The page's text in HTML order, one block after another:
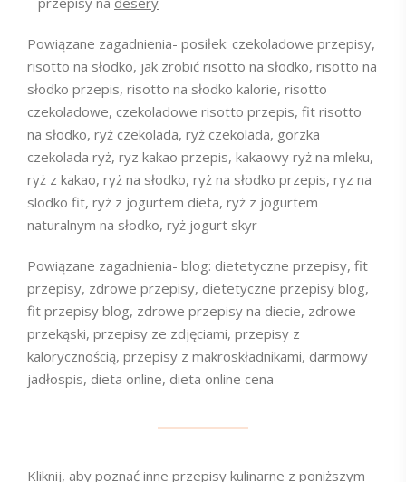
Powiązane zagadnienia- posiłek: czekoladowe przepisy,
risotto na słodko, jak zrobić risotto na słodko, risotto na
słodko przepis, risotto na słodko kalorie, risotto
czekoladowe, czekoladowe risotto przepis, fit risotto
na słodko, ryż czekolada, ryż czekolada, gorzka
czekolada ryż, ryz kakao przepis, kakaowy ryż na mleku,
ryż z kakao, ryż na słodko, ryż na słodko przepis, ryz na
slodko fit, ryż z jogurtem dieta, ryż z jogurtem
naturalnym na słodko, ryż jogurt skyr
Powiązane zagadnienia- blog: dietetyczne przepisy, fit
przepisy, zdrowe przepisy, dietetyczne przepisy blog,
fit przepisy blog, zdrowe przepisy na diecie, zdrowe
przekąski, przepisy ze zdjęciami, przepisy z
kalorycznością, przepisy z makroskładnikami, darmowy
jadłospis, dieta online, dieta online cena
Kliknij, aby poznać inne przepisy kulinarne z poniższym